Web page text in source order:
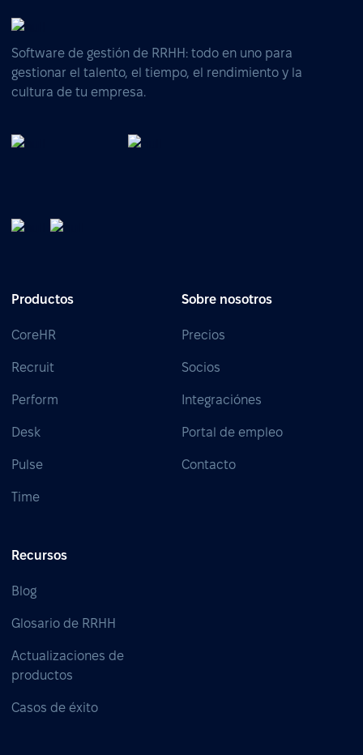
Software de gestión de RRHH: todo en uno para
gestionar el talento, el tiempo, el rendimiento y la
cultura de tu empresa.
Productos
CoreHR
Recruit
Perform
Desk
Pulse
Time
Sobre nosotros
Precios
Socios
Integraciónes
Portal de empleo
Contacto
Recursos
Blog
Glosario de RRHH
Actualizaciones de
productos
Casos de éxito